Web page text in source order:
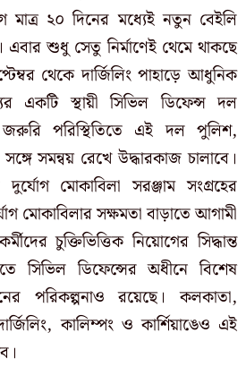
মাত্র ২০ দিনের মধ্যেই নতুন বেইলি
এবার শুধু সেতু নির্মাণেই থেমে থাকছে
থেকে দার্জিলিং পাহাড়ে আধুনিক
একটি স্থায়ী সিভিল ডিফেন্স দল
পরিস্থিতিতে এই দল পুলিশ,
সমন্বয় রেখে উদ্ধারকাজ চালাবে।
দুর্যোগ মোকাবিলা সরঞ্জাম সংগ্রহের
মোকাবিলার সক্ষমতা বাড়াতে আগামী
চুক্তিভিত্তিক নিয়োগের সিদ্ধান্ত
সিভিল ডিফেন্সের অধীনে বিশেষ
পরিকল্পনাও রয়েছে। কলকাতা,
কালিম্পং ও কার্শিয়াঙেও এই